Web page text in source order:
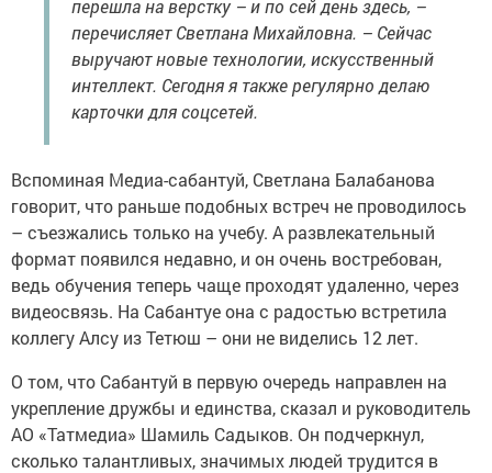
перешла на верстку – и по сей день здесь, –
перечисляет Светлана Михайловна. – Сейчас
выручают новые технологии, искусственный
интеллект. Сегодня я также регулярно делаю
карточки для соцсетей.
Вспоминая Медиа-сабантуй, Светлана Балабанова
говорит, что раньше подобных встреч не проводилось
– съезжались только на учебу. А развлекательный
формат появился недавно, и он очень востребован,
ведь обучения теперь чаще проходят удаленно, через
видеосвязь. На Сабантуе она с радостью встретила
коллегу Алсу из Тетюш – они не виделись 12 лет.
О том, что Сабантуй в первую очередь направлен на
укрепление дружбы и единства, сказал и руководитель
АО «Татмедиа» Шамиль Садыков. Он подчеркнул,
сколько талантливых, значимых людей трудится в